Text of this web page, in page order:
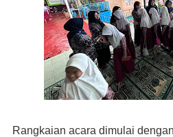
Rangkaian acara dimulai